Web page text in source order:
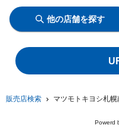
販売店検索 マツモトキヨシ札
他の店舗を探す
Powerd